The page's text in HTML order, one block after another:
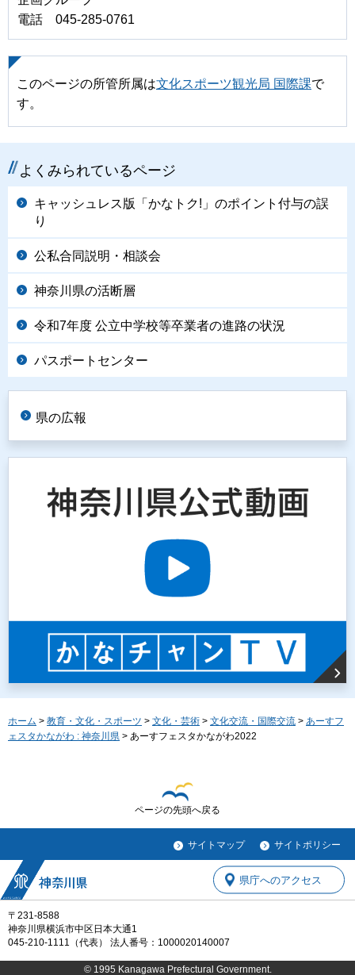
電話 045-285-0761
このページの所管所属は文化スポーツ観光局 国際課で
す。
よくみられているページ
キャッシュレス版「かなトク!」のポイント付与の誤
り
公私合同説明・相談会
神奈川県の活断層
令和7年度 公立中学校等卒業者の進路の状況
パスポートセンター
県の広報
ホーム > 教育・文化・スポーツ > 文化・芸術 > 文化交流・国際交流 > あーすフ
ェスタかながわ : 神奈川県 > あーすフェスタかながわ2022
ページの先頭へ戻る
サイトマップ サイトポリシー
〒231-8588
神奈川県横浜市中区日本大通1
045-210-1111（代表） 法人番号：1000020140007
県庁へのアクセス
© 1995 Kanagawa Prefectural Government.